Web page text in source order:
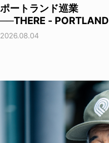
ポートランド巡業
──THERE - PORTLAND
2026.08.04